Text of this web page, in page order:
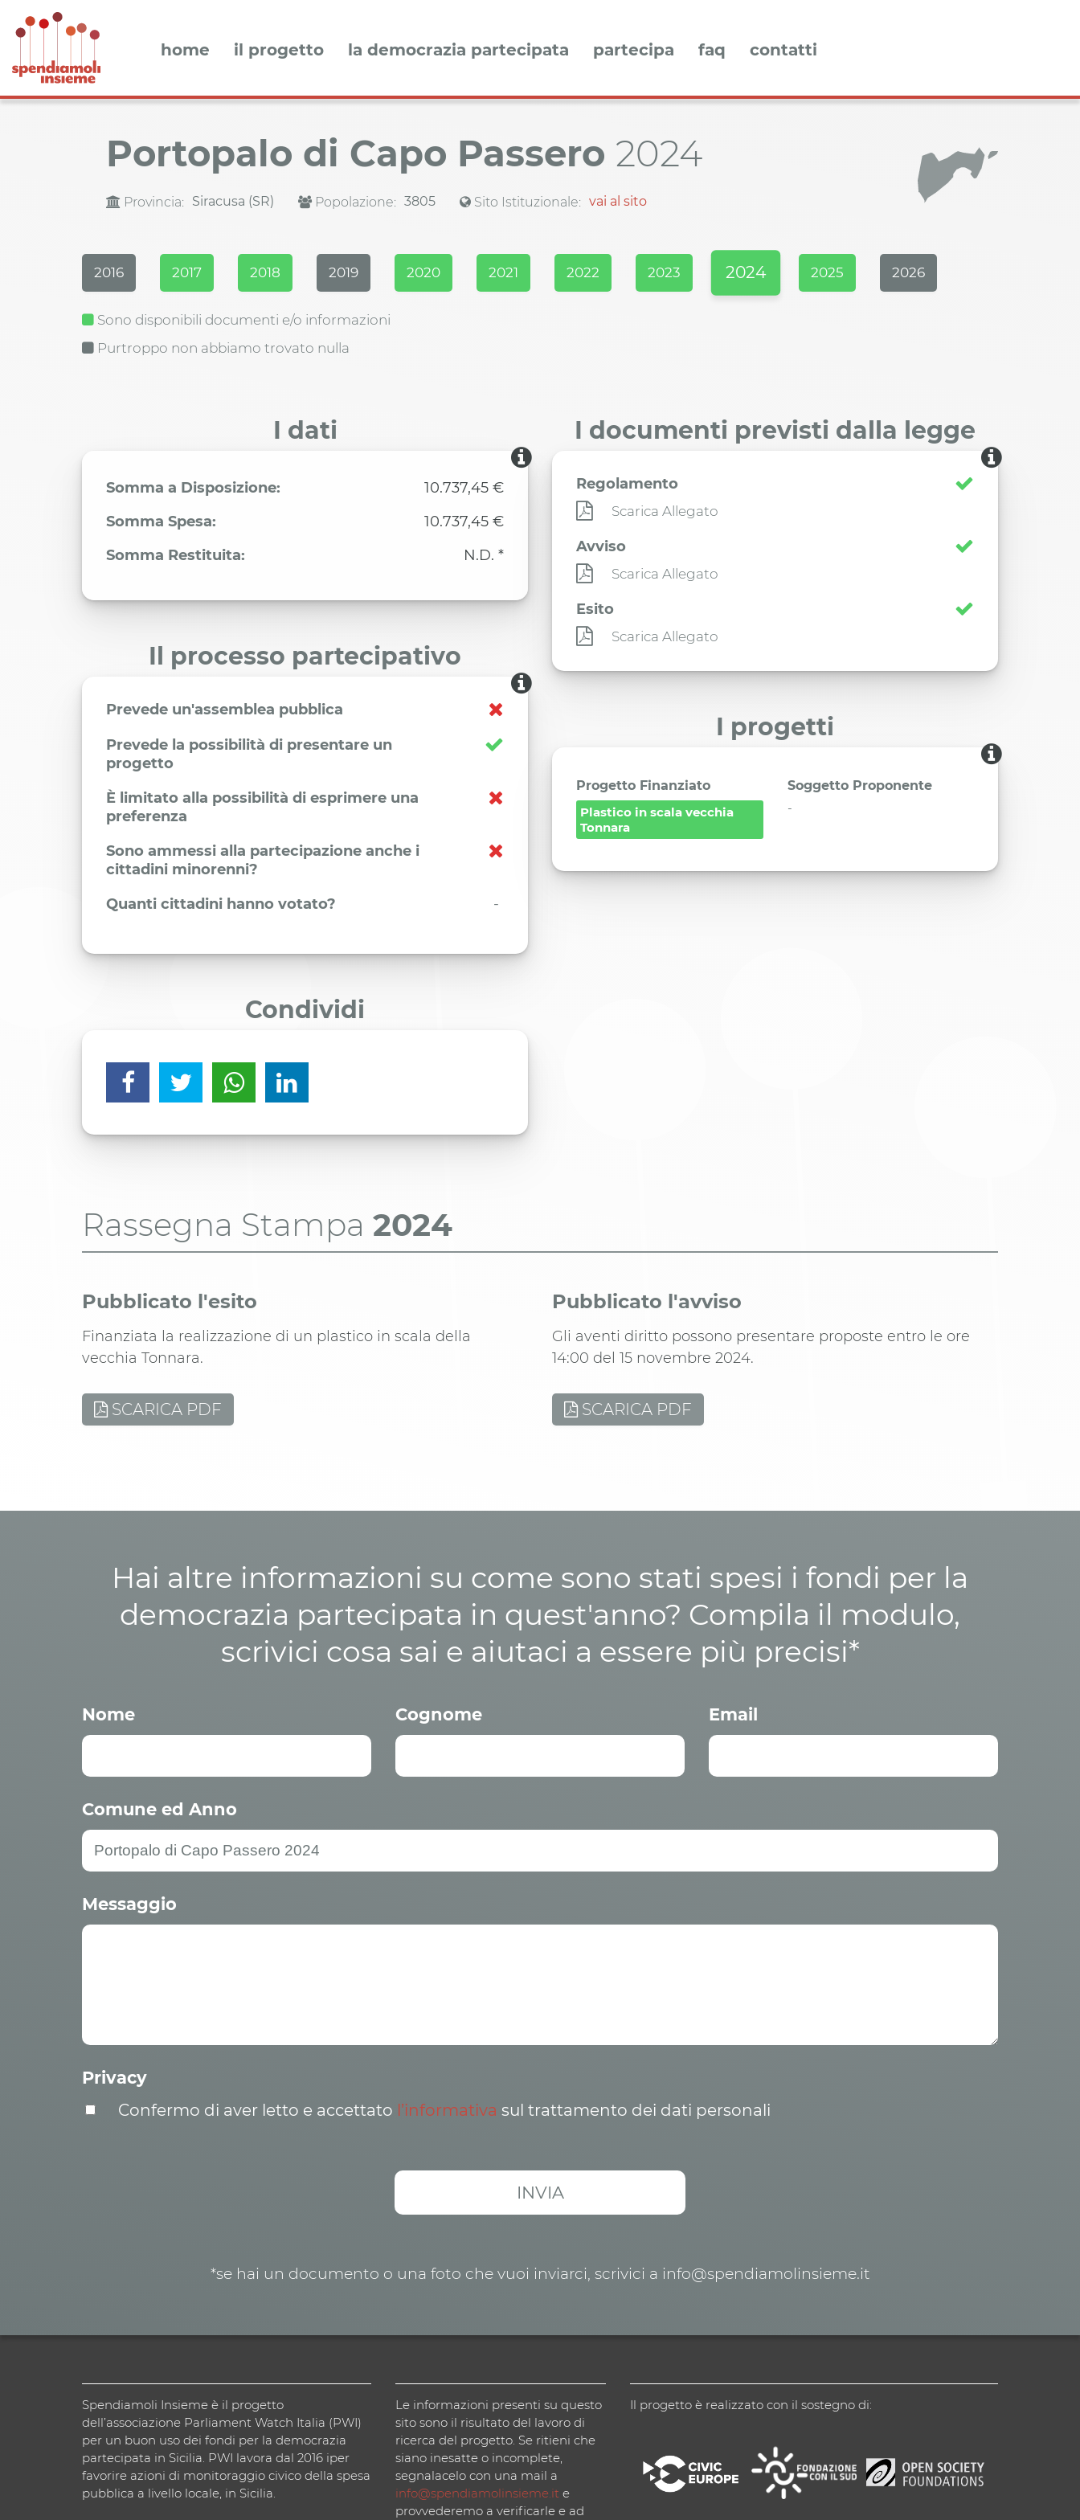
home il progetto la democrazia partecipata partecipa faq contatti
Portopalo di Capo Passero 2024
Provincia: Siracusa (SR) Popolazione: 3805 Sito Istituzionale: vai al sito
2016 2017 2018 2019 2020 2021 2022 2023 2024 2025 2026
Sono disponibili documenti e/o informazioni
Purtroppo non abbiamo trovato nulla
I dati
Somma a Disposizione:
10.737,45 €
Somma Spesa:
10.737,45 €
Somma Restituita:
N.D. *
I documenti previsti dalla legge
Regolamento
Scarica Allegato
Avviso
Scarica Allegato
Esito
Scarica Allegato
Il processo partecipativo
Prevede un'assemblea pubblica
Prevede la possibilità di presentare un
progetto
È limitato alla possibilità di esprimere una
preferenza
Sono ammessi alla partecipazione anche i
cittadini minorenni?
Quanti cittadini hanno votato?
-
I progetti
Progetto Finanziato
Soggetto Proponente
Plastico in scala vecchia
Tonnara
-
Condividi
Rassegna Stampa 2024
Pubblicato l'esito
Finanziata la realizzazione di un plastico in scala della
vecchia Tonnara.
SCARICA PDF
Pubblicato l'avviso
Gli aventi diritto possono presentare proposte entro le ore
14:00 del 15 novembre 2024.
SCARICA PDF
Hai altre informazioni su come sono stati spesi i fondi per la
democrazia partecipata in quest'anno? Compila il modulo,
scrivici cosa sai e aiutaci a essere più precisi*
Nome Cognome Email
Comune ed Anno
Messaggio
Privacy
Confermo di aver letto e accettato l’informativa sul trattamento dei dati personali
*se hai un documento o una foto che vuoi inviarci, scrivici a info@spendiamolinsieme.it
Spendiamoli Insieme è il progetto
dell’associazione Parliament Watch Italia (PWI)
per un buon uso dei fondi per la democrazia
partecipata in Sicilia. PWI lavora dal 2016 iper
favorire azioni di monitoraggio civico della spesa
pubblica a livello locale, in Sicilia.
Le informazioni presenti su questo
sito sono il risultato del lavoro di
ricerca del progetto. Se ritieni che
siano inesatte o incomplete,
segnalacelo con una mail a
info@spendiamolinsieme.ite
provvederemo a verificarle e ad
Il progetto è realizzato con il sostegno di: